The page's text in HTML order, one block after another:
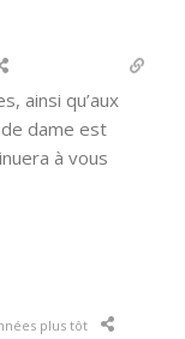
ainsi qu’aux
dame est
à vous
plus tôt